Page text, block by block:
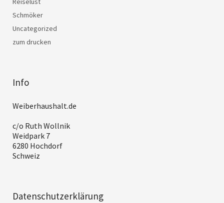
Schmöker
Uncategorized
zum drucken
Info
Weiberhaushalt.de
c/o Ruth Wollnik
Weidpark 7
6280 Hochdorf
Schweiz
Datenschutzerklärung